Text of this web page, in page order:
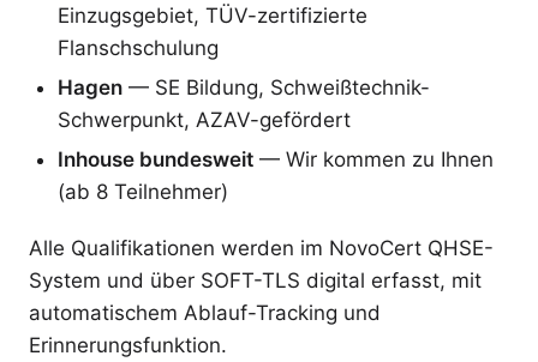
Einzugsgebiet, TÜV-zertifizierte
Flanschschulung
Hagen — SE Bildung, Schweißtechnik-
Schwerpunkt, AZAV-gefördert
Inhouse bundesweit — Wir kommen zu Ihnen
(ab 8 Teilnehmer)
Alle Qualifikationen werden im NovoCert QHSE-
System und über SOFT-TLS digital erfasst, mit
automatischem Ablauf-Tracking und
Erinnerungsfunktion.